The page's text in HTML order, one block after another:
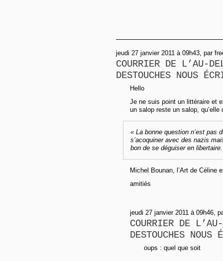
jeudi 27 janvier 2011 à 09h43, par
COURRIER DE L’AU-
DESTOUCHES NOUS
Hello
Je ne suis point un littéraire et
un salop reste un salop,
« La bonne question n’est pas
s’acoquiner avec des nazis
bon de se déguiser en
Michel Bounan, l’Art de Céline
amitiés
jeudi 27 janvier 2011 à 09h46,
COURRIER DE
DESTOUCHES
oups : quel que soit